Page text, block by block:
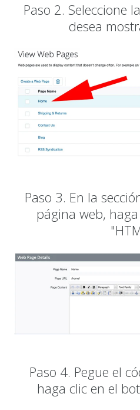
Paso 2. Seleccione
desea
Paso 3. En la
página web,
Paso 4. Pegue el
haga clic en el